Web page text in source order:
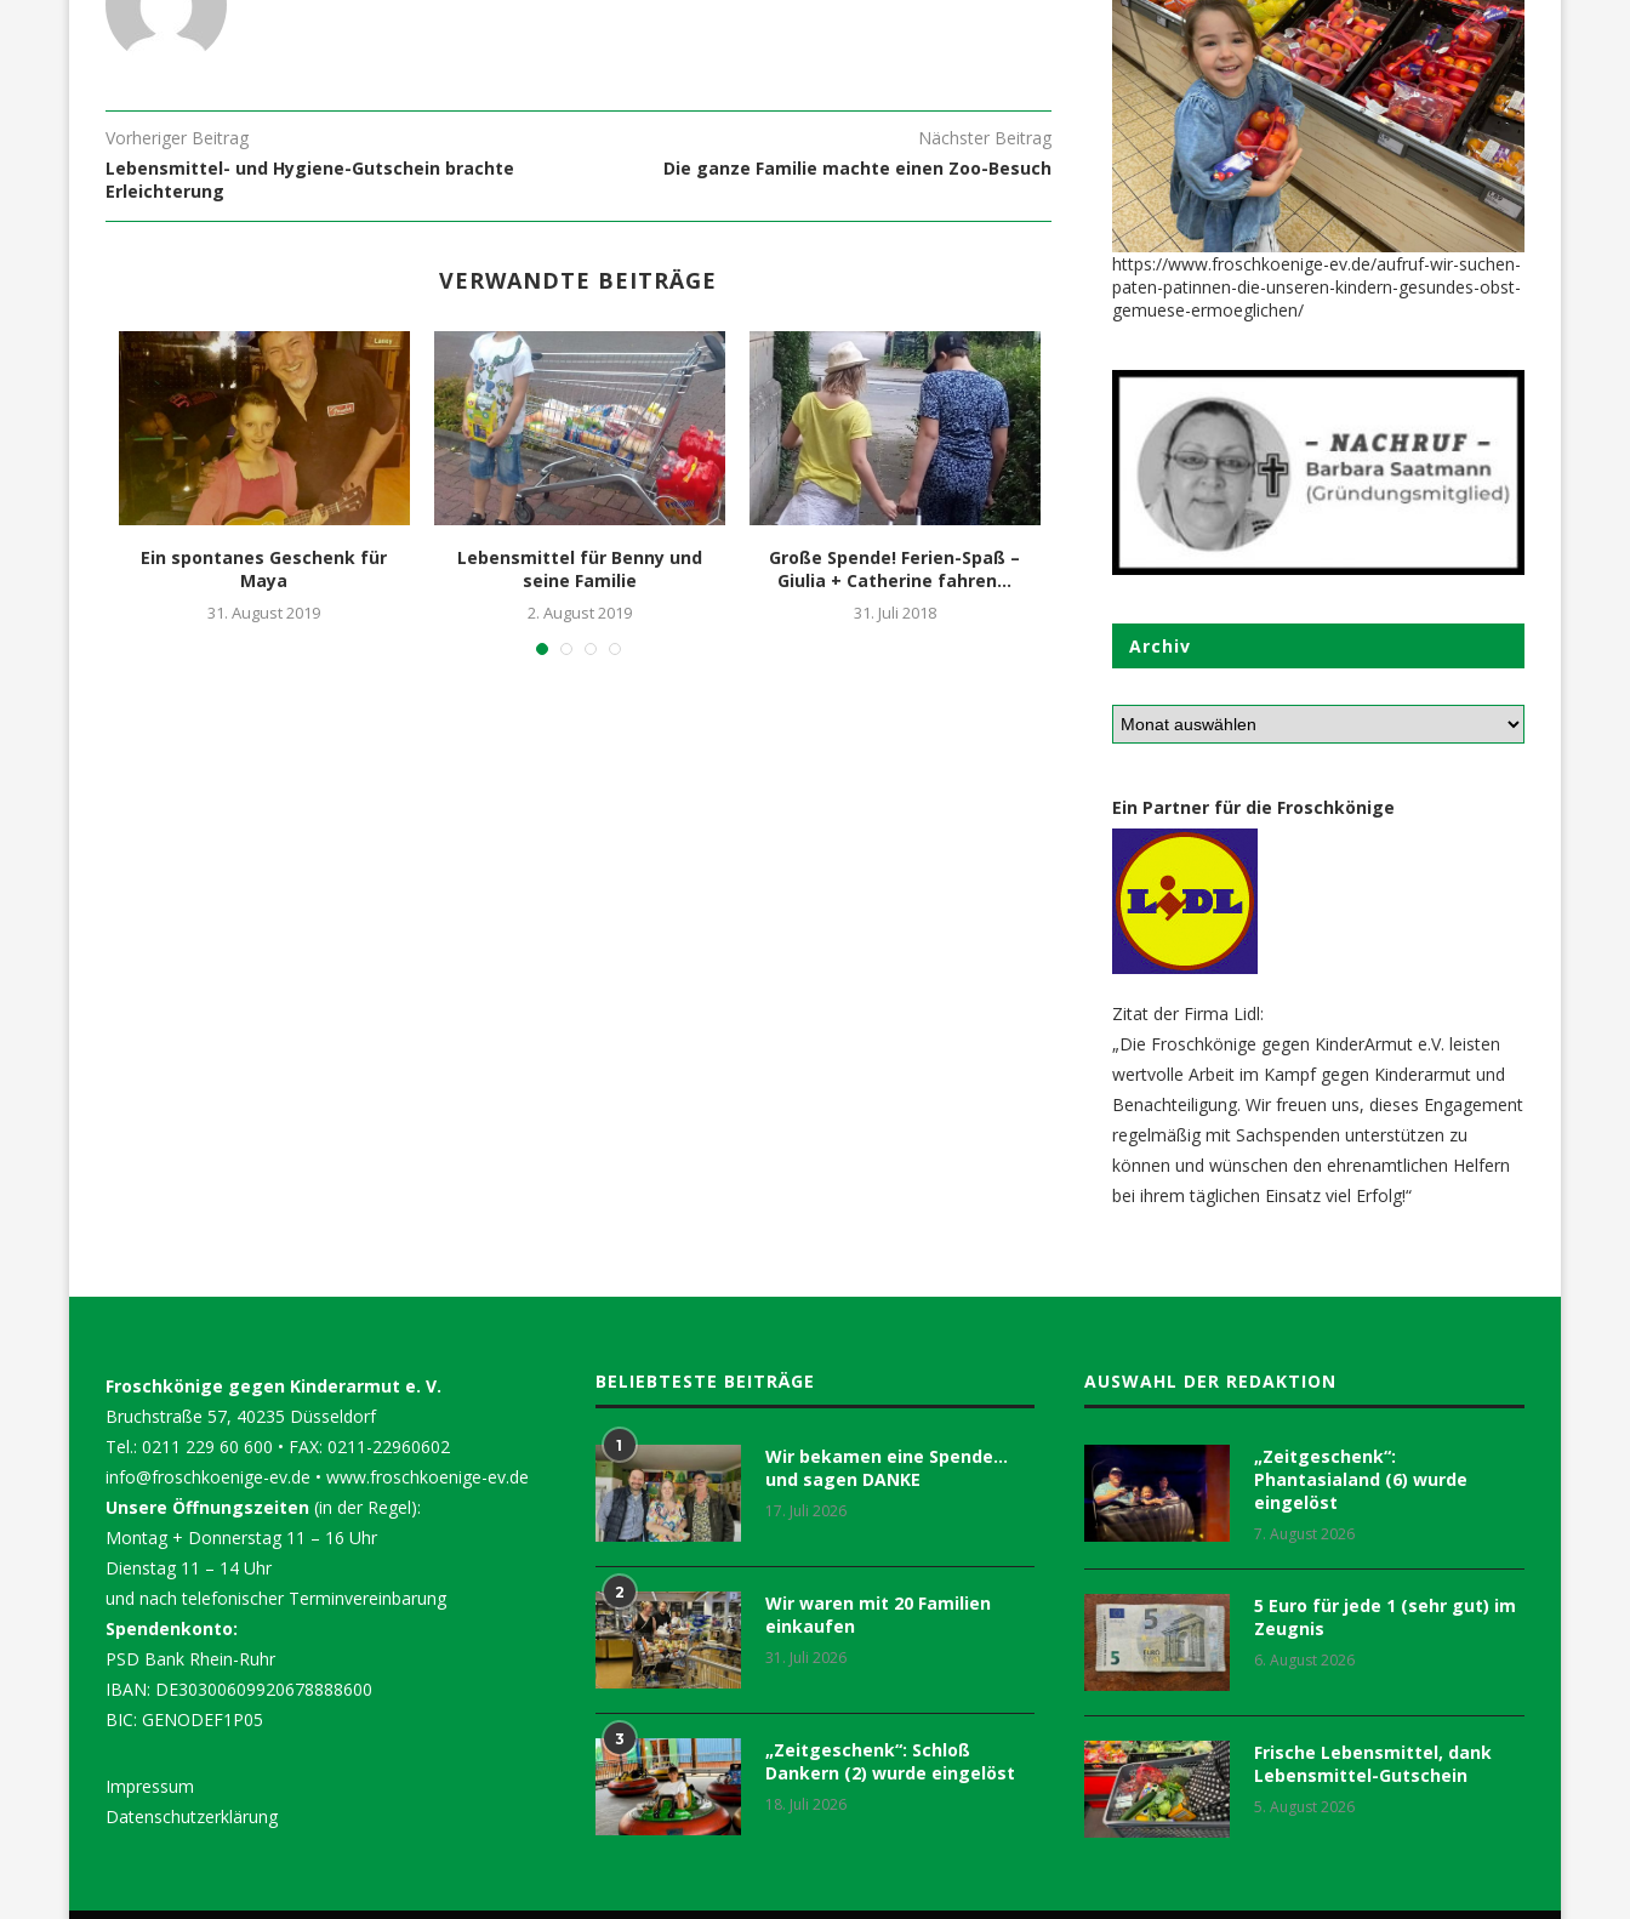
Vorheriger Beitrag
Lebensmittel- und Hygiene-Gutschein brachte
Erleichterung
Nächster Beitrag
Die ganze Familie machte einen Zoo-Besuch
VERWANDTE BEITRÄGE
Ein spontanes Geschenk für
Maya
31. August 2019
Lebensmittel für Benny und
seine Familie
2. August 2019
Große Spende! Ferien-Spaß –
Giulia + Catherine fahren...
31. Juli 2018
Lebensmitteleinkauf bei der
Familie von 5 Kindern
einkaufen
https://www.froschkoenige-ev.de/aufruf-wir-suchen-
paten-patinnen-die-unseren-kindern-gesundes-obst-
gemuese-ermoeglichen/
Archiv
Ein Partner für die Froschkönige
Zitat der Firma Lidl:
„Die Froschkönige gegen KinderArmut e.V. leisten
wertvolle Arbeit im Kampf gegen Kinderarmut und
Benachteiligung. Wir freuen uns, dieses Engagement
regelmäßig mit Sachspenden unterstützen zu
können und wünschen den ehrenamtlichen Helfern
bei ihrem täglichen Einsatz viel Erfolg!“
Froschkönige gegen Kinderarmut e. V.
Bruchstraße 57, 40235 Düsseldorf
Tel.: 0211 229 60 600 • FAX: 0211-22960602
info@froschkoenige-ev.de • www.froschkoenige-ev.de
Unsere Öffnungszeiten (in der Regel):
Montag + Donnerstag 11 – 16 Uhr
Dienstag 11 – 14 Uhr
und nach telefonischer Terminvereinbarung
Spendenkonto:
PSD Bank Rhein-Ruhr
IBAN: DE30300609920678888600
BIC: GENODEF1P05
Impressum
Datenschutzerklärung
BELIEBTESTE BEITRÄGE
1
Wir bekamen eine Spende…
und sagen DANKE
17. Juli 2026
2
Wir waren mit 20 Familien
einkaufen
31. Juli 2026
3
„Zeitgeschenk“: Schloß
Dankern (2) wurde eingelöst
18. Juli 2026
AUSWAHL DER REDAKTION
„Zeitgeschenk“:
Phantasialand (6) wurde
eingelöst
7. August 2026
5 Euro für jede 1 (sehr gut) im
Zeugnis
6. August 2026
Frische Lebensmittel, dank
Lebensmittel-Gutschein
5. August 2026